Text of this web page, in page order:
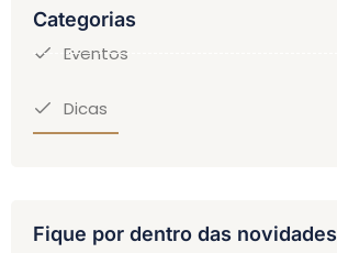
Categorias
Eventos
Dicas
Fique por dentro das novidades